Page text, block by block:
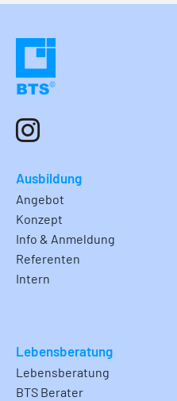
Ausbildung
Angebot
Konzept
Info & Anmeldung
Referenten
Intern
Lebensberatung
Lebensberatung
BTS Berater